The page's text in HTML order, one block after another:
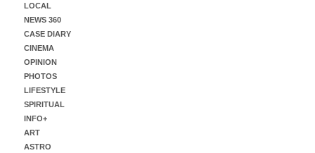
LOCAL
NEWS 360
CASE DIARY
CINEMA
OPINION
PHOTOS
LIFESTYLE
SPIRITUAL
INFO+
ART
ASTRO